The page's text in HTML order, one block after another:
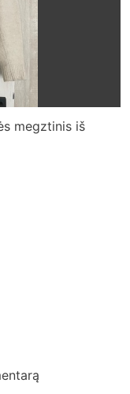
megztinis iš